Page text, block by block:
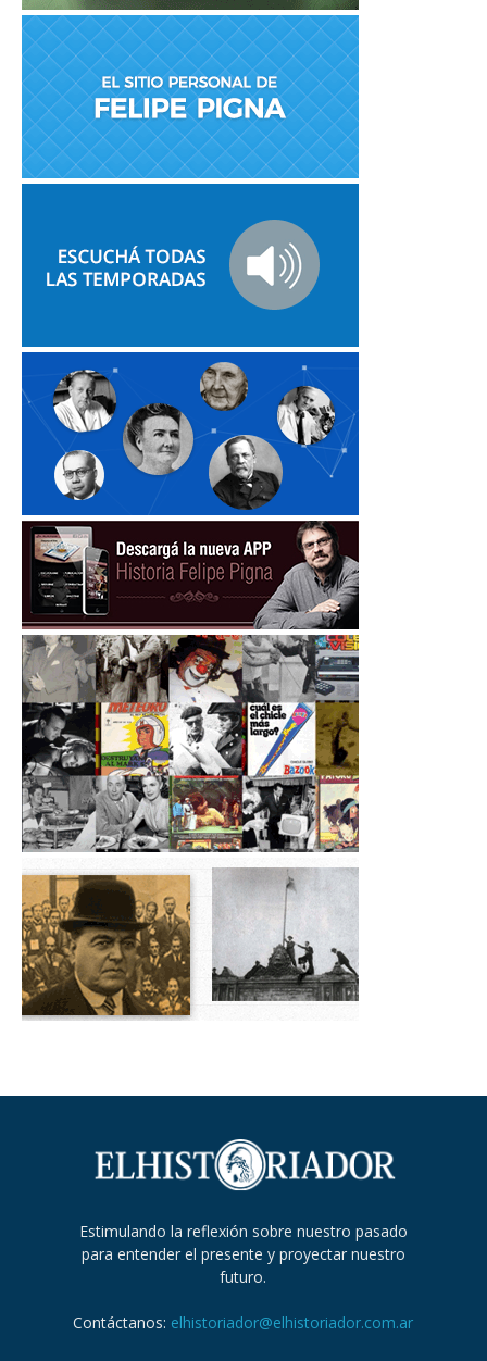
Estimulando la reflexión sobre nuestro pasado
para entender el presente y proyectar nuestro
futuro.
Contáctanos: elhistoriador@elhistoriador.com.ar